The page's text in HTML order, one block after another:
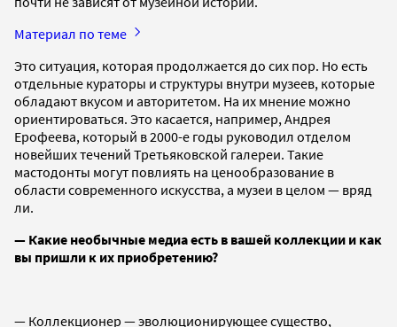
Материал по теме
Это ситуация, которая продолжается до сих пор. Но есть
отдельные кураторы и структуры внутри музеев, которые
обладают вкусом и авторитетом. На их мнение можно
ориентироваться. Это касается, например, Андрея
Ерофеева, который в 2000-е годы руководил отделом
новейших течений Третьяковской галереи. Такие
мастодонты могут повлиять на ценообразование в
области современного искусства, а музеи в целом — вряд
ли.
— Какие необычные медиа есть в вашей коллекции и как
вы пришли к их приобретению?
— Коллекционер — эволюционирующее существо,